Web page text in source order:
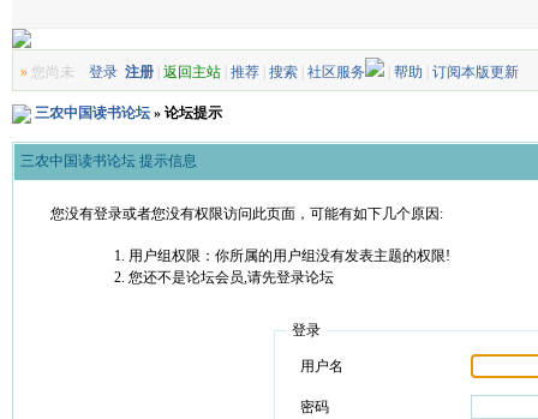
»您尚未 登录 注册| 返回主站| 推荐| 搜索| 社区服务 | 帮助 订阅本版更新
三农中国读书论坛» 论坛提示
三农中国读书论坛 提示信息
您没有登录或者您没有权限访问此页面，可能有如下几个原因:
用户组权限：你所属的用户组没有发表主题的权限!
您还不是论坛会员,请先登录论坛
登录
用户名
密码